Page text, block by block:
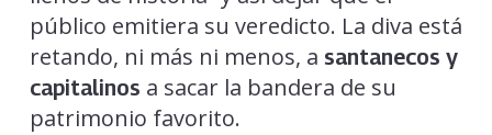
público emitiera su veredicto. La diva está
retando, ni más ni menos, a santanecos y
capitalinos a sacar la bandera de su
patrimonio favorito.